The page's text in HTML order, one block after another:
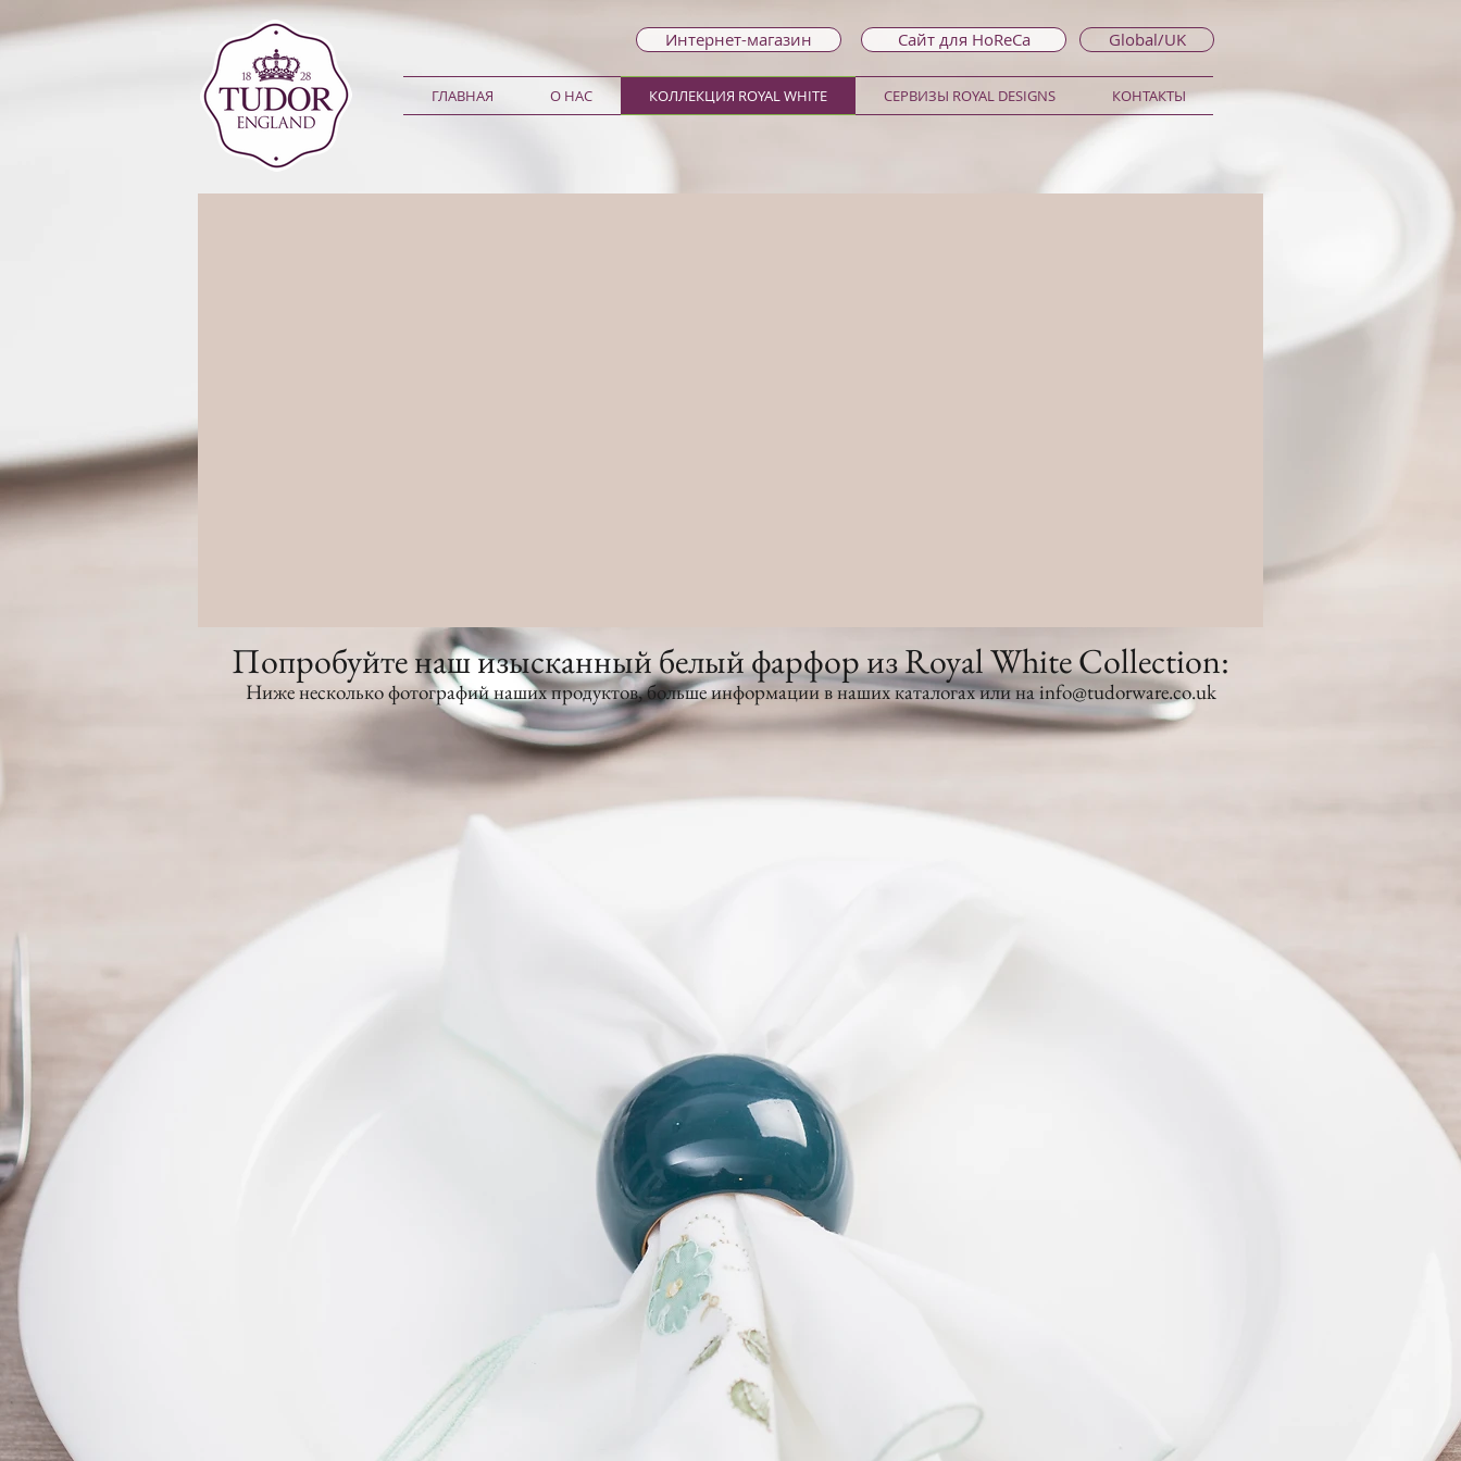
Интернет-магазин Сайт для HoReCa Global/UK
ГЛАВНАЯ О НАС КОЛЛЕКЦИЯ ROYAL WHITE СЕРВИЗЫ ROYAL DESIGNS КОНТАКТЫ
Попробуйте наш изысканный белый фарфор из Royal White Collection:
Ниже несколько фотографий наших продуктов, больше информации в наших каталогах или наinfo@tudorware.co.uk